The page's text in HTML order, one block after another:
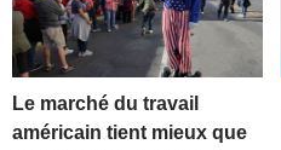
Le marché du travail
américain tient mieux que